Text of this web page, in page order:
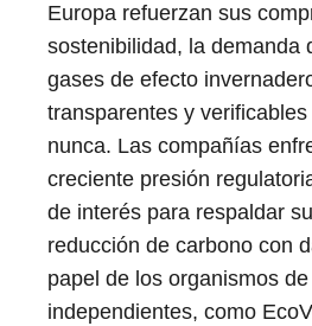
Europa refuerzan sus
sostenibilidad, la demanda
gases de efecto
transparentes y
nunca. Las compañías
creciente presión
de interés para respaldar
reducción de carbono con
papel de los organismos
independientes, como